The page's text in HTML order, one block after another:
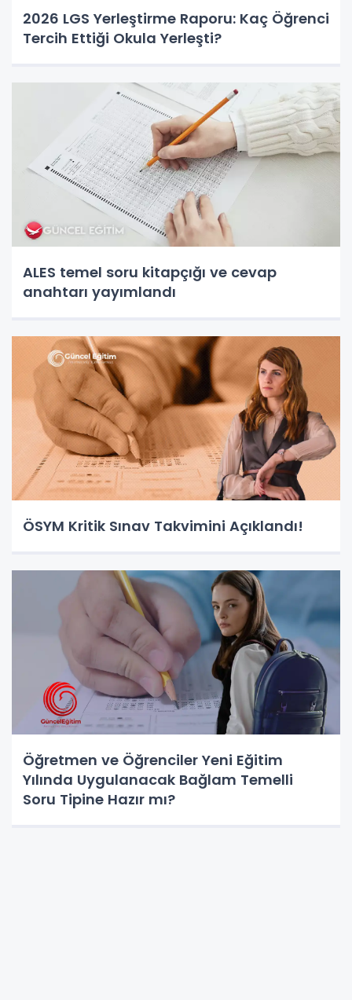
2026 LGS Yerleştirme Raporu: Kaç Öğrenci
Tercih Ettiği Okula Yerleşti?
ALES temel soru kitapçığı ve cevap
anahtarı yayımlandı
ÖSYM Kritik Sınav Takvimini Açıklandı!
Öğretmen ve Öğrenciler Yeni Eğitim
Yılında Uygulanacak Bağlam Temelli
Soru Tipine Hazır mı?